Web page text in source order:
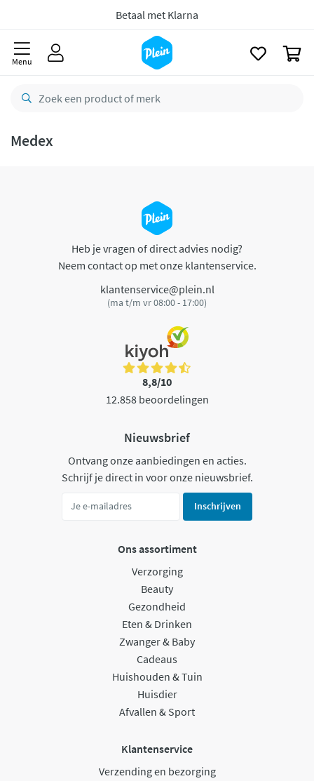
Betaal met Klarna
Menu
Medex
Heb je vragen of direct advies nodig?
Neem contact op met onze klantenservice.
klantenservice@plein.nl
(ma t/m vr 08:00 - 17:00)
8,8/10
12.858 beoordelingen
Nieuwsbrief
Ontvang onze aanbiedingen en acties.
Schrijf je direct in voor onze nieuwsbrief.
Inschrijven
Ons assortiment
Verzorging
Beauty
Gezondheid
Eten & Drinken
Zwanger & Baby
Cadeaus
Huishouden & Tuin
Huisdier
Afvallen & Sport
Klantenservice
Verzending en bezorging